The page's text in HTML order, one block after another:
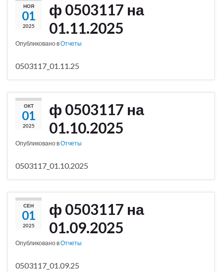
НОЯ
01
2025
ф 0503117 на
01.11.2025
Опубликовано вОтчеты
0503117_01.11.25
ОКТ
01
2025
ф 0503117 на
01.10.2025
Опубликовано вОтчеты
0503117_01.10.2025
СЕН
01
2025
ф 0503117 на
01.09.2025
Опубликовано вОтчеты
0503117_01.09.25